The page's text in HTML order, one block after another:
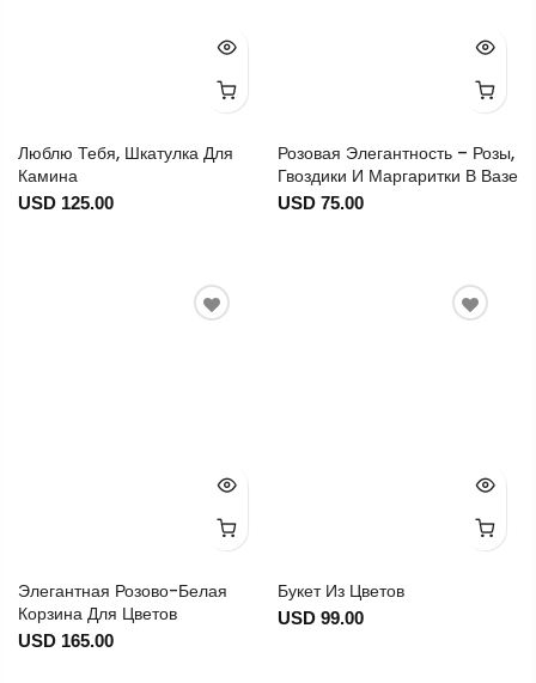
Люблю Тебя, Шкатулка Для
Камина
USD 125.00
Розовая Элегантность – Розы,
Гвоздики И Маргаритки В Вазе
USD 75.00
Элегантная Розово-Белая
Корзина Для Цветов
USD 165.00
Букет Из Цветов
USD 99.00